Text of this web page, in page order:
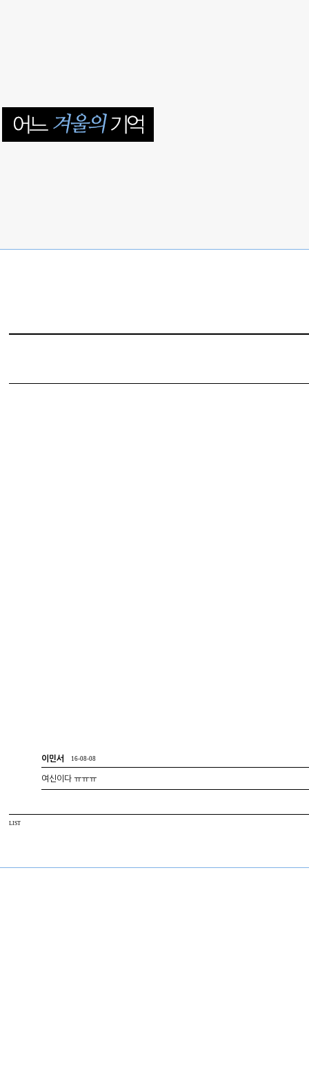
이민서 16-08-08
여신이다 ㅠㅠㅠ
LIST